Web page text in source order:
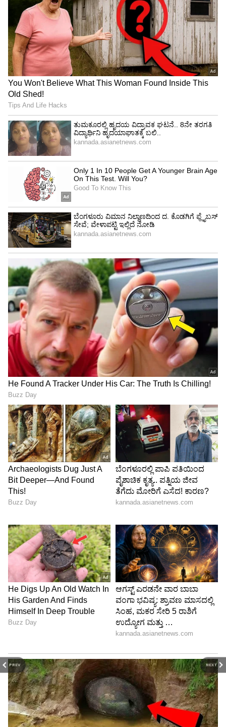
PREV NEXT
ಪೋಷಕರ ಎಚ್ಚರ
ಜಾಕ್ಲಿನ್ ಪೋಷರು ಎಲ್ಲರಿಗೂ ಎಚ್ಚರಿಕೆ ನೀಡಿದ್ದಾರೆ. ಮಕ್ಕಳು
ಮೊಬೈಲ್‌ನಲ್ಲಿ ಹೆಚ್ಚು ಕಾಲ ಕಳೆಯುತ್ತಿದ್ದರೆ, ಸೋಶಿಯಲ್
ಮೀಡಿಯಾದಲ್ಲಿ ಹೆಚ್ಚು ತೊಡಗಿಸಿಕೊಂಡಿದ್ದರೆ
ಗಮನಹರಿಸಬೇಕು. ಮಕ್ಕಳು ಯಾವ ವಿಡಿಯೋ
ನೋಡುತ್ತಿದ್ದಾರೆ, ಏನು ಮಾಡುತ್ತಿದ್ದಾರೆ ಅನ್ನೋ ಕುರಿತು ತೀವ್ರ
ನಿಗಾವಹಿಸಲು ಸೂಚಿಸಿದ್ದಾರೆ.